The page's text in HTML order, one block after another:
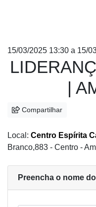
15/03/2025 13:30 a 15/
|
Compartilhar
Local: Centro Espírita
Branco,883 - Centro -
Preencha o nome